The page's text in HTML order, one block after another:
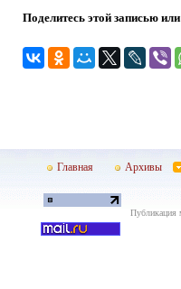
Поделитесь этой записью
Главная Архивы
Публикация